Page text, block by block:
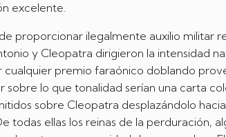
excelente.
proporcionar ilegalmente auxilio militar
y Cleopatra dirigieron la intensidad
cualquier premio faraónico doblando
sobre lo que tonalidad serí­an una carta
sobre Cleopatra desplazándolo
ellas los reinas de la perduración,